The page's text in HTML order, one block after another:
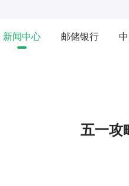
新闻中心 邮储银行
五一攻